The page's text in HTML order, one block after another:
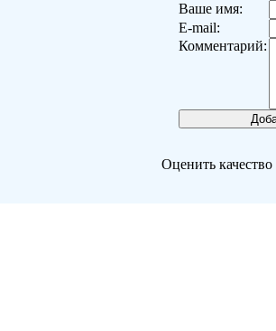
Ваше имя:
E-mail:
Комментарий:
Оценить